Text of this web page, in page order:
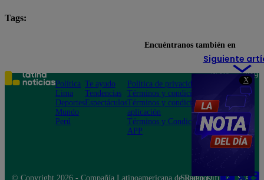
X
Tags:
Siguiente
Encuéntranos también en
Política
Lima
Deportes
Mundo
Perú
Te ayudo
Tendencias
Espectáculos
Política de privacidad
Términos y condiciones
Términos y condiciones
aplicación
Términos y Condiciones
APP
Teléfono: 219
Av. San
Felipe 968
Jesús María
© Copyright 2026 - Compañía Latinoamericana de Radio Difusión S.A.
Síguenos